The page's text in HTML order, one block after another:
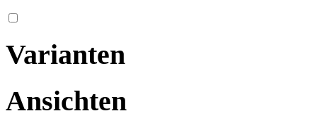
Varianten
Ansichten